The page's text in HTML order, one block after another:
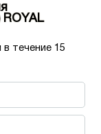
течение 15